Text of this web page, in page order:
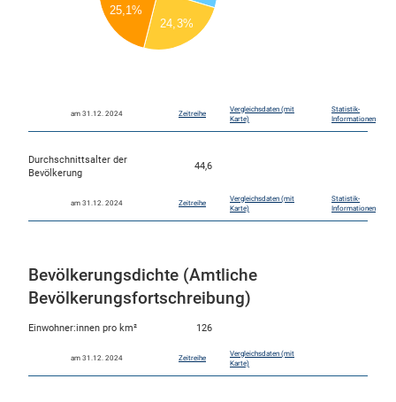
24,3%
25,1%
am 31.12. 2024 Zeitreihe
Vergleichsdaten (mit
Karte)
Statistik-
Informationen
Durchschnittsalter der
Bevölkerung
44,6
am 31.12. 2024 Zeitreihe
Vergleichsdaten (mit
Karte)
Statistik-
Informationen
Bevölkerungsdichte (Amtliche
Bevölkerungsfortschreibung)
Einwohner:innen pro km² 126
am 31.12. 2024 Zeitreihe
Vergleichsdaten (mit
Karte)